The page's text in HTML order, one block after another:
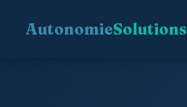
AutonomieSolutions